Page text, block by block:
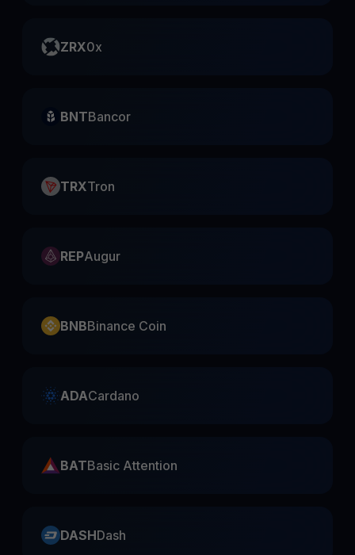
ZRX0x
BNTBancor
TRXTron
REPAugur
BNBBinance Coin
ADACardano
BATBasic Attention
DASHDash